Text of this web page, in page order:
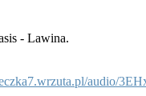
- Lawina.
audio/